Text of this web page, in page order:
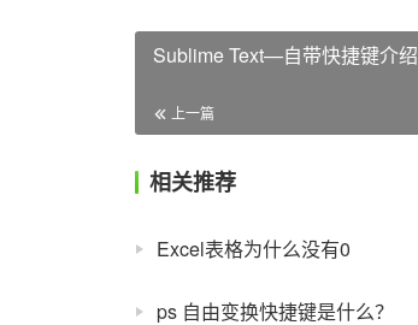
Sublime Text—自带快捷键介绍
上一篇
相关推荐
Excel表格为什么没有0
ps 自由变换快捷键是什么？